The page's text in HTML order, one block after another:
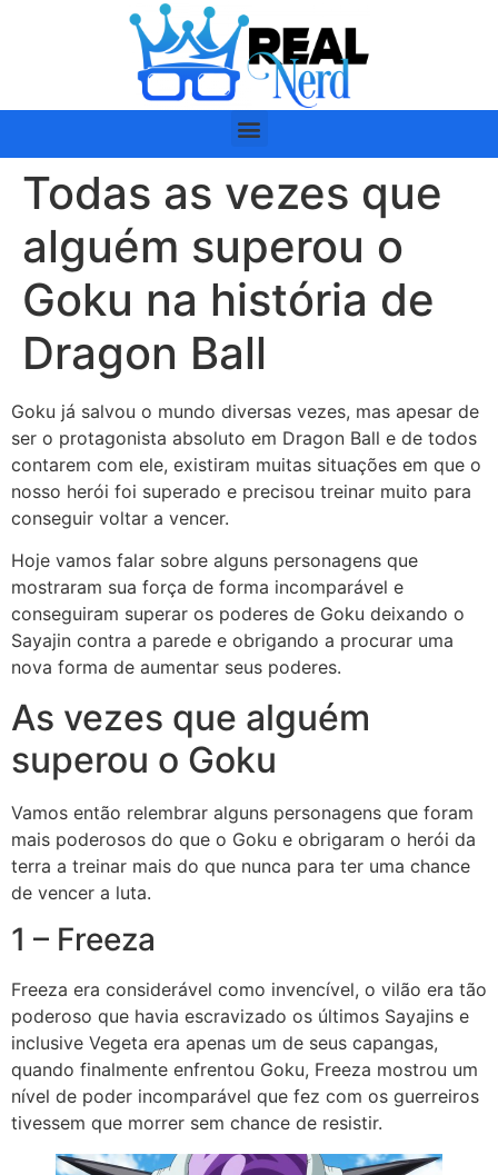
Todas as vezes que
alguém superou o
Goku na história de
Dragon Ball
Goku já salvou o mundo diversas vezes, mas apesar de
ser o protagonista absoluto em Dragon Ball e de todos
contarem com ele, existiram muitas situações em que o
nosso herói foi superado e precisou treinar muito para
conseguir voltar a vencer.
Hoje vamos falar sobre alguns personagens que
mostraram sua força de forma incomparável e
conseguiram superar os poderes de Goku deixando o
Sayajin contra a parede e obrigando a procurar uma
nova forma de aumentar seus poderes.
As vezes que alguém
superou o Goku
Vamos então relembrar alguns personagens que foram
mais poderosos do que o Goku e obrigaram o herói da
terra a treinar mais do que nunca para ter uma chance
de vencer a luta.
1 – Freeza
Freeza era considerável como invencível, o vilão era tão
poderoso que havia escravizado os últimos Sayajins e
inclusive Vegeta era apenas um de seus capangas,
quando finalmente enfrentou Goku, Freeza mostrou um
nível de poder incomparável que fez com os guerreiros
tivessem que morrer sem chance de resistir.